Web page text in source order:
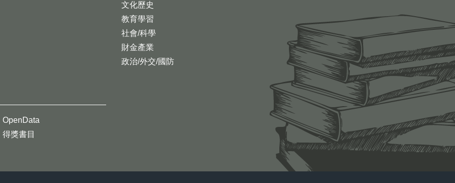
文化歷史
教育學習
社會/科學
財金產業
政治/外交/國防
OpenData
得獎書目